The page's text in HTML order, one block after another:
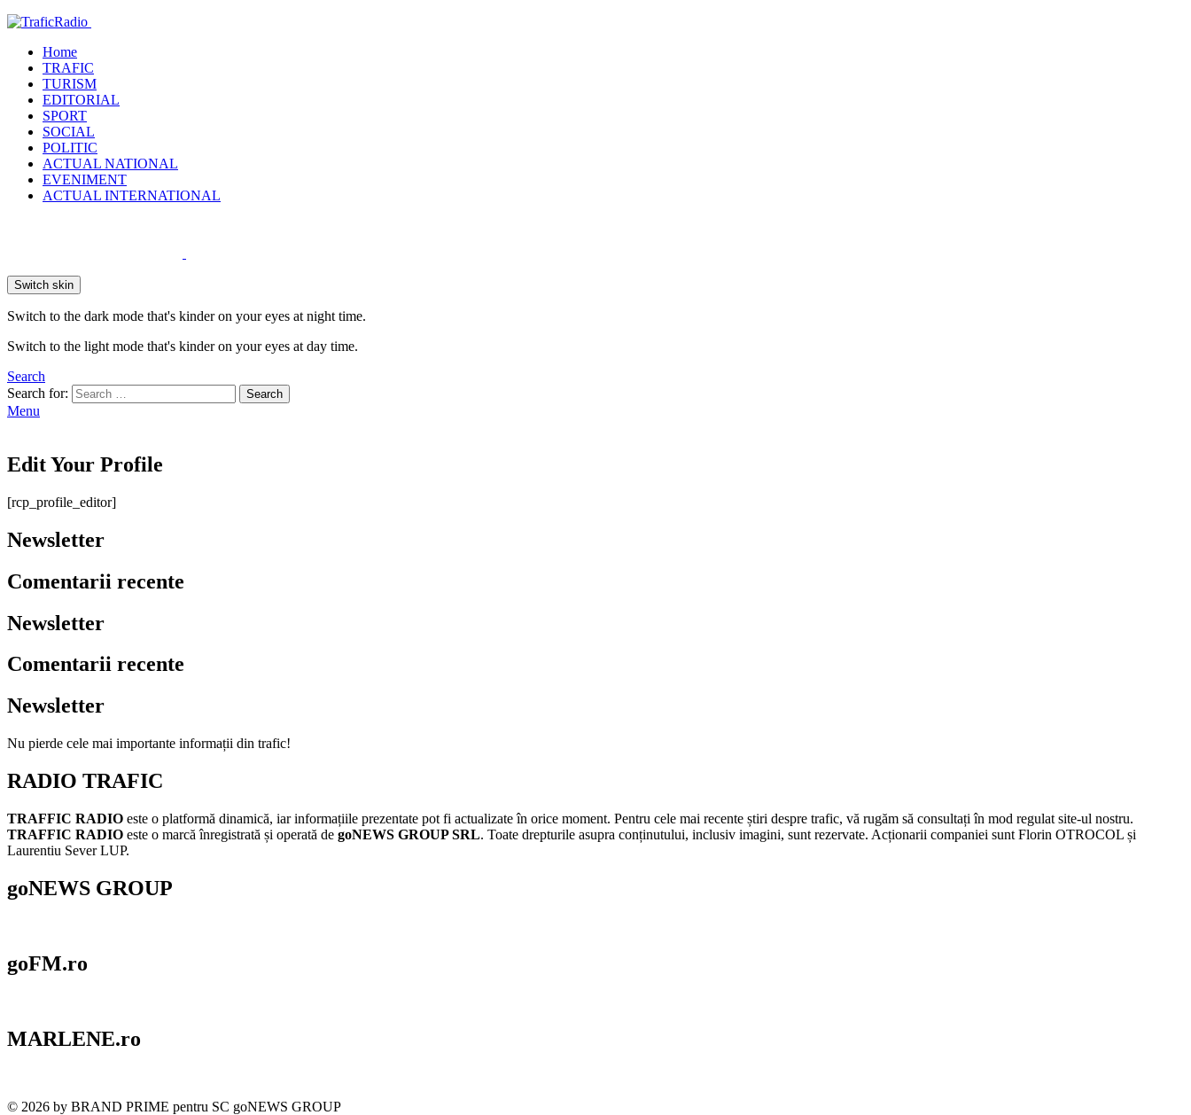
Home
TRAFIC
TURISM
EDITORIAL
SPORT
SOCIAL
POLITIC
ACTUAL NATIONAL
EVENIMENT
ACTUAL INTERNATIONAL
Switch skin
Switch to the dark mode that's kinder on your eyes at night time.
Switch to the light mode that's kinder on your eyes at day time.
Search
Search for:
Search
Menu
Edit Your Profile
[rcp_profile_editor]
Newsletter
Comentarii recente
Newsletter
Comentarii recente
Newsletter
Nu pierde cele mai importante informații din trafic!
RADIO TRAFIC
TRAFFIC RADIO este o platformă dinamică, iar informațiile prezentate pot fi actualizate în orice moment. Pentru cele mai recente știri despre trafic, vă rugăm să consultați în mod regulat site-ul nostru.
TRAFFIC RADIO este o marcă înregistrată și operată de goNEWS GROUP SRL. Toate drepturile asupra conținutului, inclusiv imagini, sunt rezervate. Acționarii companiei sunt Florin OTROCOL și
Laurentiu Sever LUP.
goNEWS GROUP
goFM.ro
MARLENE.ro
© 2026 by BRAND PRIME pentru SC goNEWS GROUP